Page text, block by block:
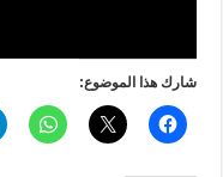
شارك هذا الموضوع: